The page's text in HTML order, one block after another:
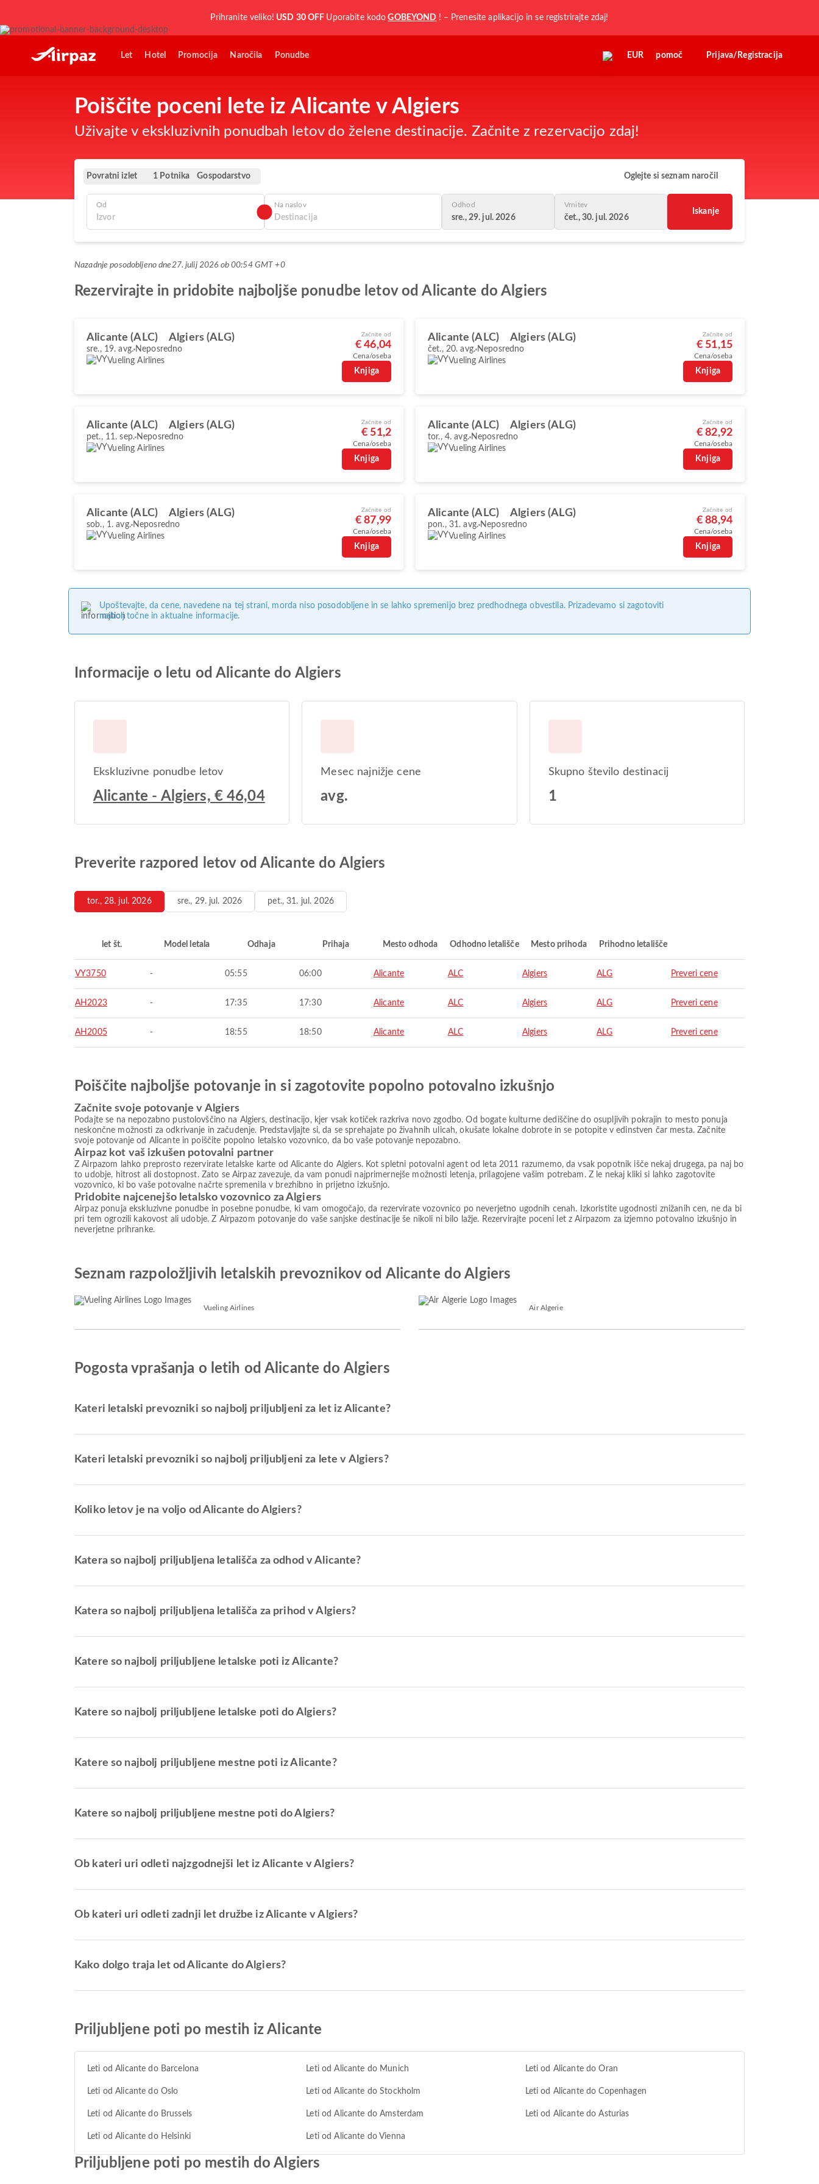
Prihranite veliko! USD 30 OFF Uporabite kodo GOBEYOND ! – Prenesite aplikacijo in se registrirajte zdaj!
Let Hotel Promocija Naročila Ponudbe EUR pomoč Prijava/Registracija
Poiščite poceni lete iz Alicante v Algiers
Uživajte v ekskluzivnih ponudbah letov do želene destinacije. Začnite z rezervacijo zdaj!
Povratni izlet 1 Potnika Gospodarstvo Oglejte si seznam naročil
Od Na naslov Odhod
sre., 29. jul. 2026
Vrnitev
čet., 30. jul. 2026
Iskanje
Nazadnje posodobljeno dne27. julij 2026 ob 00:54 GMT +0
Rezervirajte in pridobite najboljše ponudbe letov od Alicante do Algiers
Alicante (ALC) Algiers (ALG)
sre., 19. avg. Neposredno
Vueling Airlines
Začnite od
€ 46,04
Cena/oseba
Knjiga
Alicante (ALC) Algiers (ALG)
čet., 20. avg. Neposredno
Vueling Airlines
Začnite od
€ 51,15
Cena/oseba
Knjiga
Alicante (ALC) Algiers (ALG)
pet., 11. sep. Neposredno
Vueling Airlines
Začnite od
€ 51,2
Cena/oseba
Knjiga
Alicante (ALC) Algiers (ALG)
tor., 4. avg. Neposredno
Vueling Airlines
Začnite od
€ 82,92
Cena/oseba
Knjiga
Alicante (ALC) Algiers (ALG)
sob., 1. avg. Neposredno
Vueling Airlines
Začnite od
€ 87,99
Cena/oseba
Knjiga
Alicante (ALC) Algiers (ALG)
pon., 31. avg. Neposredno
Vueling Airlines
Začnite od
€ 88,94
Cena/oseba
Knjiga
Upoštevajte, da cene, navedene na tej strani, morda niso posodobljene in se lahko spremenijo brez predhodnega obvestila. Prizadevamo si zagotoviti
najbolj točne in aktualne informacije.
Informacije o letu od Alicante do Algiers
Ekskluzivne ponudbe letov
Alicante - Algiers, € 46,04
Mesec najnižje cene
avg.
Skupno število destinacij
1
Preverite razpored letov od Alicante do Algiers
tor., 28. jul. 2026 sre., 29. jul. 2026 pet., 31. jul. 2026
let št. Model letala Odhaja Prihaja Mesto odhoda Odhodno letališče Mesto prihoda Prihodno letališče
VY3750 - 05:55 06:00 Alicante ALC Algiers ALG Preveri cene
AH2023 - 17:35 17:30 Alicante ALC Algiers ALG Preveri cene
AH2005 - 18:55 18:50 Alicante ALC Algiers ALG Preveri cene
Poiščite najboljše potovanje in si zagotovite popolno potovalno izkušnjo
Začnite svoje potovanje v Algiers
Podajte se na nepozabno pustolovščino na Algiers, destinacijo, kjer vsak kotiček razkriva novo zgodbo. Od bogate kulturne dediščine do osupljivih pokrajin to mesto ponuja
neskončne možnosti za odkrivanje in začudenje. Predstavljajte si, da se sprehajate po živahnih ulicah, okušate lokalne dobrote in se potopite v edinstven čar mesta. Začnite
svoje potovanje od Alicante in poiščite popolno letalsko vozovnico, da bo vaše potovanje nepozabno.
Airpaz kot vaš izkušen potovalni partner
Z Airpazom lahko preprosto rezervirate letalske karte od Alicante do Algiers. Kot spletni potovalni agent od leta 2011 razumemo, da vsak popotnik išče nekaj drugega, pa naj bo
to udobje, hitrost ali dostopnost. Zato se Airpaz zavezuje, da vam ponudi najprimernejše možnosti letenja, prilagojene vašim potrebam. Z le nekaj kliki si lahko zagotovite
vozovnico, ki bo vaše potovalne načrte spremenila v brezhibno in prijetno izkušnjo.
Pridobite najcenejšo letalsko vozovnico za Algiers
Airpaz ponuja ekskluzivne ponudbe in posebne ponudbe, ki vam omogočajo, da rezervirate vozovnico po neverjetno ugodnih cenah. Izkoristite ugodnosti znižanih cen, ne da bi
pri tem ogrozili kakovost ali udobje. Z Airpazom potovanje do vaše sanjske destinacije še nikoli ni bilo lažje. Rezervirajte poceni let z Airpazom za izjemno potovalno izkušnjo in
neverjetne prihranke.
Seznam razpoložljivih letalskih prevoznikov od Alicante do Algiers
Vueling Airlines Air Algerie
Pogosta vprašanja o letih od Alicante do Algiers
Kateri letalski prevozniki so najbolj priljubljeni za let iz Alicante?
Kateri letalski prevozniki so najbolj priljubljeni za lete v Algiers?
Koliko letov je na voljo od Alicante do Algiers?
Katera so najbolj priljubljena letališča za odhod v Alicante?
Katera so najbolj priljubljena letališča za prihod v Algiers?
Katere so najbolj priljubljene letalske poti iz Alicante?
Katere so najbolj priljubljene letalske poti do Algiers?
Katere so najbolj priljubljene mestne poti iz Alicante?
Katere so najbolj priljubljene mestne poti do Algiers?
Ob kateri uri odleti najzgodnejši let iz Alicante v Algiers?
Ob kateri uri odleti zadnji let družbe iz Alicante v Algiers?
Kako dolgo traja let od Alicante do Algiers?
Priljubljene poti po mestih iz Alicante
Leti od Alicante do Barcelona Leti od Alicante do Munich Leti od Alicante do Oran
Leti od Alicante do Oslo Leti od Alicante do Stockholm Leti od Alicante do Copenhagen
Leti od Alicante do Brussels Leti od Alicante do Amsterdam Leti od Alicante do Asturias
Leti od Alicante do Helsinki Leti od Alicante do Vienna
Priljubljene poti po mestih do Algiers